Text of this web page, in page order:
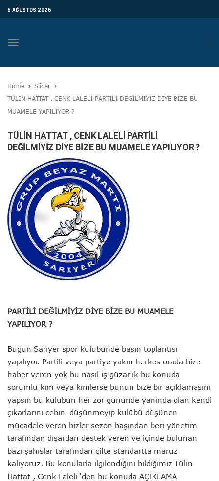
6 AĞUSTOS 2026
Toggle
Home
Slider
TÜLİN HATTAT , CENK LALELİ PARTİLİ DEĞİLMİYİZ DİYE BİZE BU
MUAMELE YAPILIYOR ?
TÜLİN HATTAT , CENK LALELİ PARTİLİ
DEĞİLMİYİZ DİYE BİZE BU MUAMELE YAPILIYOR ?
PARTİLİ DEĞİLMİYİZ DİYE BİZE BU MUAMELE
YAPILIYOR ?
Bugün Sarıyer spor kulübünde basın toplantısı
yapılıyor. Partili veya partiye yakın herkes orada bize
haber veren yok bu nasıl iş güzarlık bu konuda
sorumlu kim veya kimlerse bunun bize bir açıklamasını
yapsın bu kulübün her zor gününde yanında olan kendi
çıkarlarını cebini düşünmeyip kulübü düşünen
mücadele veren bizler sezon başından beri yönetim
tarafından dışardan destek veren ve içinde bulunan
bazı şahıslar tarafından çifte standartta maruz
kalıyoruz. Bu konularla ilgilendiğini bildiğimiz Tülin
Hattat , Cenk Laleli ‘den bu konuda AÇIKLAMA